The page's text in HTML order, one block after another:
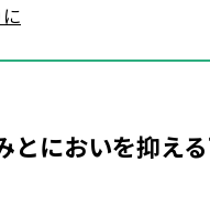
とにおいを抑え